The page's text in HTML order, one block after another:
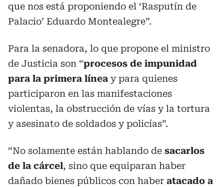
que nos está proponiendo el ‘Rasputín de
Palacio’ Eduardo Montealegre”.
Para la senadora, lo que propone el ministro
de Justicia son “procesos de impunidad
para la primera línea y para quienes
participaron en las manifestaciones
violentas, la obstrucción de vías y la tortura
y asesinato de soldados y policías”.
“No solamente están hablando de sacarlos
de la cárcel, sino que equiparan haber
dañado bienes públicos con haber atacado a